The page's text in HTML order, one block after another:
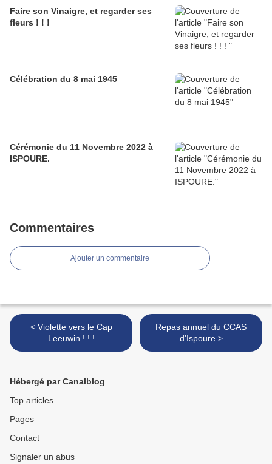
Faire son Vinaigre, et regarder ses
fleurs ! ! !
Célébration du 8 mai 1945
Cérémonie du 11 Novembre 2022 à
ISPOURE.
Commentaires
Ajouter un commentaire
< Violette vers le Cap
Leeuwin ! ! !
Repas annuel du CCAS
d'Ispoure >
Hébergé par Canalblog
Top articles
Pages
Contact
Signaler un abus